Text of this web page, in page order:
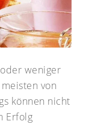
weniger
von
können nicht
Erfolg